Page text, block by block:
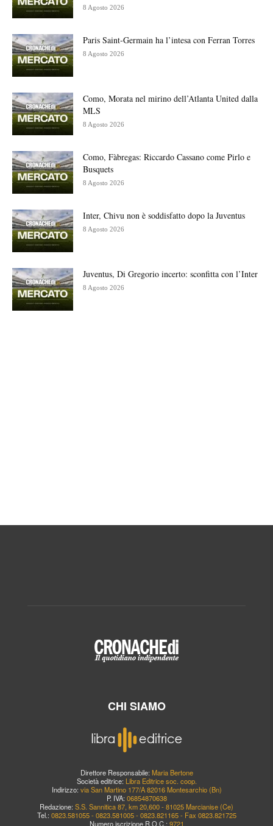
8 Agosto 2026
Paris Saint-Germain ha l’intesa con Ferran Torres
8 Agosto 2026
Como, Morata nel mirino dell’Atlanta United dalla
MLS
8 Agosto 2026
Como, Fàbregas: Riccardo Cassano come Pirlo e
Busquets
8 Agosto 2026
Inter, Chivu non è soddisfatto dopo la Juventus
8 Agosto 2026
Juventus, Di Gregorio incerto: sconfitta con l’Inter
8 Agosto 2026
CHI SIAMO
Direttore Responsabile: Maria Bertone
Società editrice: Libra Editrice soc. coop.
Indirizzo: via San Martino 177/A 82016 Montesarchio (Bn)
P. IVA: 06854870638
Redazione: S.S. Sannitica 87, km 20,600 - 81025 Marcianise (Ce)
Tel.: 0823.581055 - 0823.581005 - 0823.821165 - Fax 0823.821725
Numero iscrizione R.O.C.: 9721